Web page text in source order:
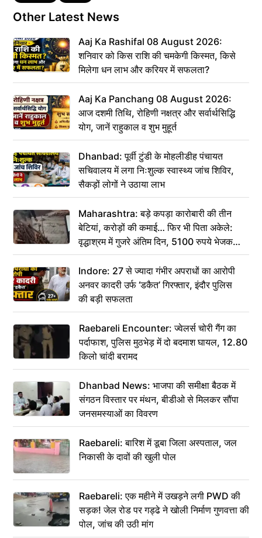
Other Latest News
Aaj Ka Rashifal 08 August 2026:
शनिवार को किस राशि की चमकेगी किस्मत, किसे
मिलेगा धन लाभ और करियर में सफलता?
Aaj Ka Panchang 08 August 2026:
आज दशमी तिथि, रोहिणी नक्षत्र और सर्वार्थसिद्धि
योग, जानें राहुकाल व शुभ मुहूर्त
Dhanbad: पूर्वी टुंडी के मोहलीडीह पंचायत
सचिवालय में लगा निःशुल्क स्वास्थ्य जांच शिविर,
सैकड़ों लोगों ने उठाया लाभ
Maharashtra: बड़े कपड़ा कारोबारी की तीन
बेटियां, करोड़ों की कमाई… फिर भी पिता अकेले:
वृद्धाश्रम में गुजरे अंतिम दिन, 5100 रुपये भेजकर
कहा– अंतिम संस्कार कर दीजिए हम नहीं आ पाएंगे
Indore: 27 से ज्यादा गंभीर अपराधों का आरोपी
अनवर कादरी उर्फ ‘डकैत’ गिरफ्तार, इंदौर पुलिस
की बड़ी सफलता
Raebareli Encounter: ज्वेलर्स चोरी गैंग का
पर्दाफाश, पुलिस मुठभेड़ में दो बदमाश घायल, 12.80
किलो चांदी बरामद
Dhanbad News: भाजपा की समीक्षा बैठक में
संगठन विस्तार पर मंथन, बीडीओ से मिलकर सौंपा
जनसमस्याओं का विवरण
Raebareli: बारिश में डूबा जिला अस्पताल, जल
निकासी के दावों की खुली पोल
Raebareli: एक महीने में उखड़ने लगी PWD की
सड़क! जेल रोड पर गड्ढे ने खोली निर्माण गुणवत्ता की
पोल, जांच की उठी मांग